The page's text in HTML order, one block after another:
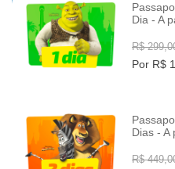
INFO
Dia - A
R$
Por R$
INFO
Dias - A
R$